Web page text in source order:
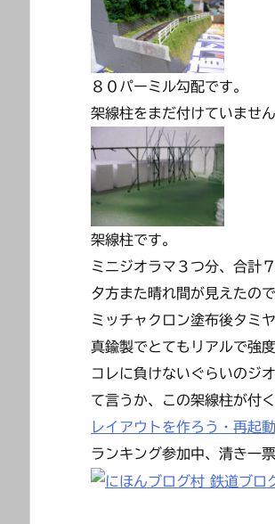
８０パーミル勾配です。
架線柱をまだ付けていません
架線柱です。
ミニジオラマ３つ分、合計７
夕方また晴れ間が見えたの
ミッチャクロン塗布後タミ
真鍮製でとてもリアルで強
コレに負けないぐらいのジ
て言うか、この架線柱が付
レイアウトを作ろう・再起動
ランキング参加中、清き一